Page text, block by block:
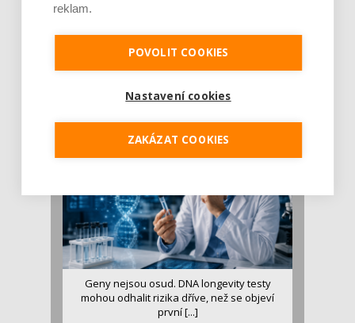
stravě ho mám dostatek. Znáte nejčastějš [...]
Pojem protein již nějakou dobu rezonuje
v oblasti zdraví, výživy i dlouhověkosti. Přesto
se o ně...
Geny nejsou osud. DNA longevity testy
mohou odhalit rizika dříve, než se objeví
první [...]
reklam.
POVOLIT COOKIES
Nastavení cookies
ZAKÁZAT COOKIES